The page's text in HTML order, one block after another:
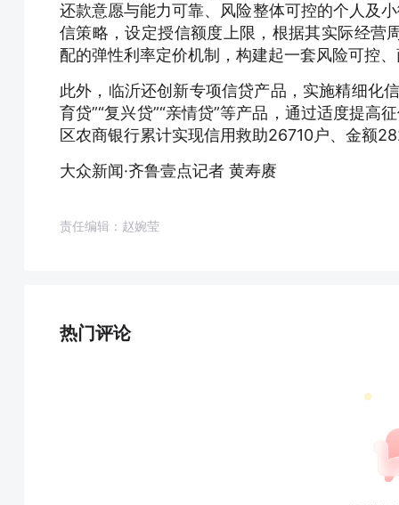
还款意愿与能力可靠、风险整体可控的个人及
信策略，设定授信额度上限，根据其实际经营
配的弹性利率定价机制，构建起一套风险可控
此外，临沂还创新专项信贷产品，实施精细化
育贷”“复兴贷”“亲情贷”等产品，通过适度提
区农商银行累计实现信用救助26710户、金额
大众新闻·齐鲁壹点记者 黄寿赓
责任编辑：赵婉莹
热门评论